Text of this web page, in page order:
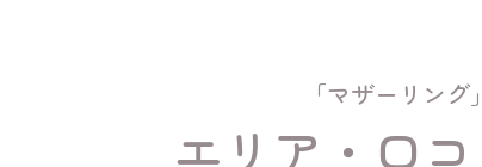
「マザーリング」
エリア・口